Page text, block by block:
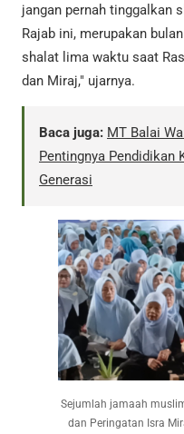
jangan pernah tinggalkan
Rajab ini, merupakan
shalat lima waktu saat
dan Miraj," ujarnya.
Baca juga: MT Balai
Pentingnya Pendidikan
Generasi
Sejumlah jamaah
dan Peringatan Isra